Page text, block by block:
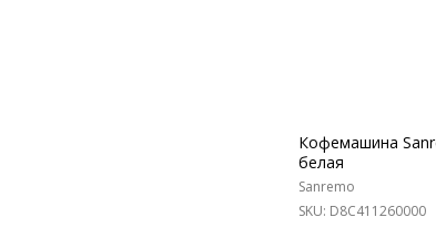
Кофемашина
белая
Sanremo
SKU: D8C411260000